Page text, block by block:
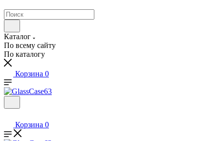
Каталог
По всему сайту
По каталогу
Корзина 0
Корзина 0